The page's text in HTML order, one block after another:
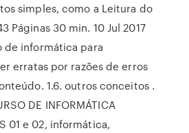
simples, como a Leitura do
Páginas 30 min. 10 Jul 2017
de informática para
erratas por razões de erros
1.6. outros conceitos .
DE INFORMÁTICA
01 e 02, informática,